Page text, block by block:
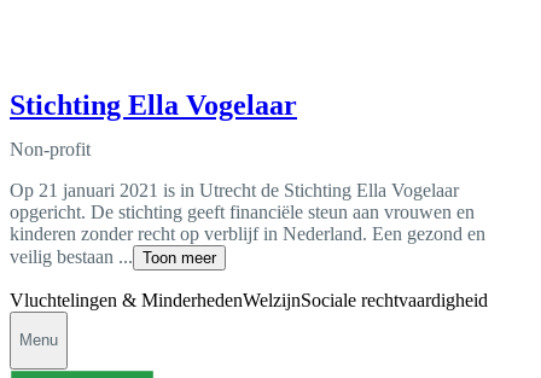
Stichting Ella Vogelaar
Non-profit
Op 21 januari 2021 is in Utrecht de Stichting Ella Vogelaar
opgericht. De stichting geeft financiële steun aan vrouwen en
kinderen zonder recht op verblijf in Nederland. Een gezond en
veilig bestaan ... Toon meer
Vluchtelingen & MinderhedenWelzijnSociale rechtvaardigheid
Menu